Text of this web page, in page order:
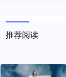
推荐阅读